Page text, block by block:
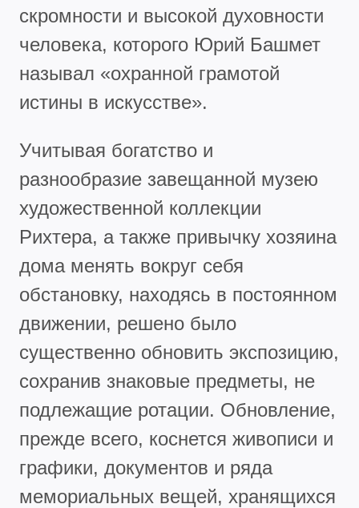
скромности и высокой духовности
человека, которого Юрий Башмет
называл «охранной грамотой
истины в искусстве».
Учитывая богатство и
разнообразие завещанной музею
художественной коллекции
Рихтера, а также привычку хозяина
дома менять вокруг себя
обстановку, находясь в постоянном
движении, решено было
существенно обновить экспозицию,
сохранив знаковые предметы, не
подлежащие ротации. Обновление,
прежде всего, коснется живописи и
графики, документов и ряда
мемориальных вещей, хранящихся